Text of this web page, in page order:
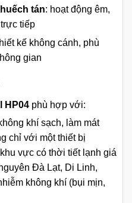
tán: hoạt động êm,
tiếp
kế không cánh, phù
gian
HP04 phù hợp với:
khí sạch, làm mát
chỉ với một thiết bị
vực có thời tiết lạnh giá
Đà Lạt, Di Linh,
không khí (bụi mịn,